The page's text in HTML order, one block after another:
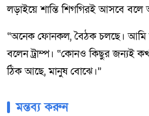
লড়াইয়ে শান্তি শিগগিরই আসবে বলে
“অনেক ফোনকল, বৈঠক চলছে।
বলেন ট্রাম্প। “কোনও কিছুর জন্যই
ঠিক আছে, মানুষ বোঝে।”
মন্তব্য করুন